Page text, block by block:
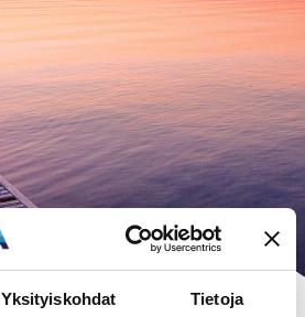
Yksityiskohdat Tietoja